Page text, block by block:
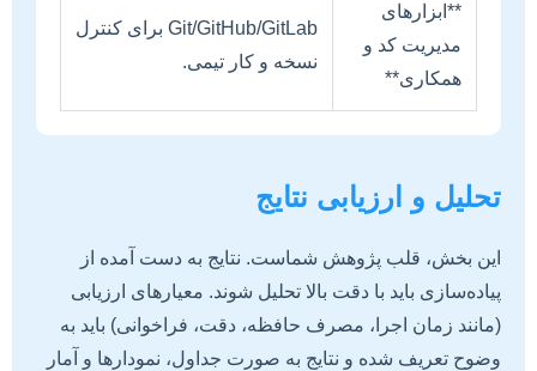
**ابزارهای
مدیریت کد و
همکاری**
Git/GitHub/GitLab برای کنترل
نسخه و کار تیمی.
تحلیل و ارزیابی نتایج
این بخش، قلب پژوهش شماست. نتایج به دست آمده از
پیاده‌سازی باید با دقت بالا تحلیل شوند. معیارهای ارزیابی
(مانند زمان اجرا، مصرف حافظه، دقت، فراخوانی) باید به
وضوح تعریف شده و نتایج به صورت جداول، نمودارها و آمار